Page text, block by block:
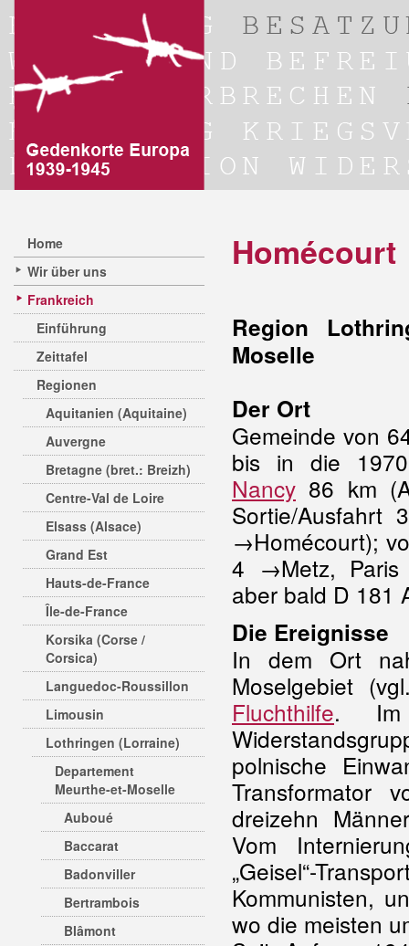
Home
Wir über uns
Frankreich
Einführung
Zeittafel
Regionen
Aquitanien (Aquitaine)
Auvergne
Bretagne (bret.: Breizh)
Centre-Val de Loire
Elsass (Alsace)
Grand Est
Hauts-de-France
Île-de-France
Korsika (Corse /
Corsica)
Languedoc-Roussillon
Limousin
Lothringen (Lorraine)
Departement
Meurthe-et-Moselle
Auboué
Baccarat
Badonviller
Bertrambois
Blâmont
Homécourt
Region
Moselle
Der Ort
Gemeinde von
bis in die
Nancy 86 km
Sortie/Ausfahrt
→Homécourt);
4 →Metz, Paris
aber bald D 181
Die Ereignisse
In dem Ort
Moselgebiet
Fluchthilfe. Im
polnische
Transformator
dreizehn
Vom
„Geisel“-
Kommunisten,
wo die meisten